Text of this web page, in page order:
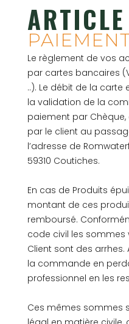
Le règlement de vos
par cartes bancaires
..). Le débit de la
la validation de la
paiement par
par le client au
l’adresse de
59310 Coutiches.
En cas de Produits
montant de ces
remboursé.
code civil les sommes
Client sont des arrhes.
la commande en
professionnel en les
Ces mêmes sommes